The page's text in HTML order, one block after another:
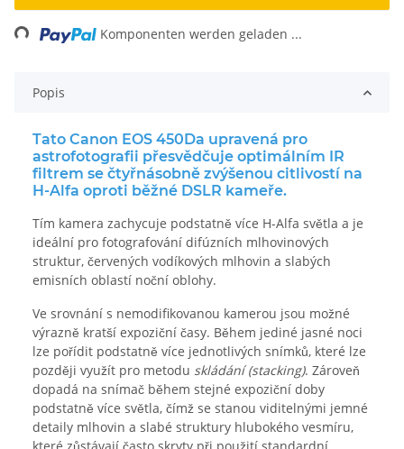
Loading... Komponenten werden geladen ...
Popis
Tato Canon EOS 450Da upravená pro
astrofotografii přesvědčuje optimálním IR
filtrem se čtyřnásobně zvýšenou citlivostí na
H-Alfa oproti běžné DSLR kameře.
Tím kamera zachycuje podstatně více H-Alfa světla a je
ideální pro fotografování difúzních mlhovinových
struktur, červených vodíkových mlhovin a slabých
emisních oblastí noční oblohy.
Ve srovnání s nemodifikovanou kamerou jsou možné
výrazně kratší expoziční časy. Během jediné jasné noci
lze pořídit podstatně více jednotlivých snímků, které lze
později využít pro metodu skládání (stacking). Zároveň
dopadá na snímač během stejné expoziční doby
podstatně více světla, čímž se stanou viditelnými jemné
detaily mlhovin a slabé struktury hlubokého vesmíru,